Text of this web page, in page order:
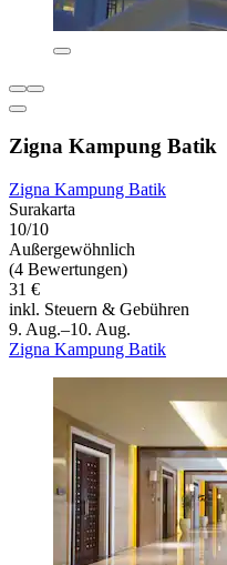
Zigna Kampung Batik
Zigna Kampung Batik
Surakarta
10/10
Außergewöhnlich
(4 Bewertungen)
31 €
inkl. Steuern & Gebühren
9. Aug.–10. Aug.
Zigna Kampung Batik